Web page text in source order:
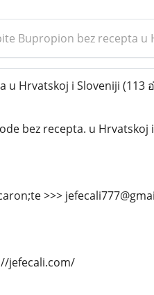
Bupropion bez recepta u
u Hrvatskoj i Sloveniji (113
bez recepta. u Hrvatskoj
>>>
jefecali.com/